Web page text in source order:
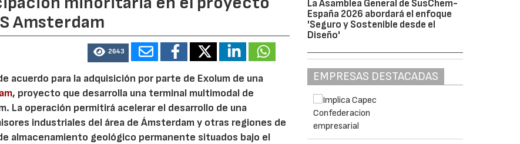
Amsterdam
2643
acuerdo para la adquisición por parte de Exolum de una
, proyecto que desarrolla una terminal multimodal de
La operación permitirá acelerar el desarrollo de una
industriales del área de Ámsterdam y otras regiones de
almacenamiento geológico permanente situados bajo el
La Asamblea General de SusChem-
España 2026 abordará el enfoque
'Seguro y Sostenible desde el
Diseño'
EMPRESAS DESTACADAS